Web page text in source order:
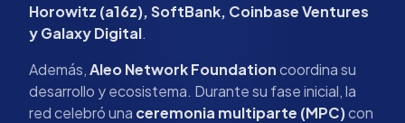
Horowitz (a16z), SoftBank, Coinbase Ventures
y Galaxy Digital.
Además,Aleo Network Foundationcoordina su
desarrollo y ecosistema. Durante su fase inicial, la
red celebró una ceremonia multiparte (MPC)con